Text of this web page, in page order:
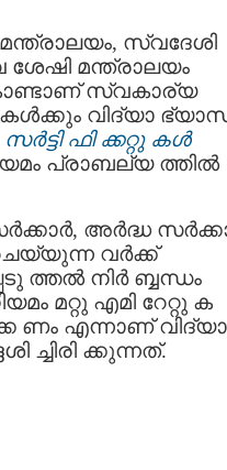
സ്വദേശി
മന്ത്രാലയം
സ്വകാര്യ
കൾക്കും വിദ്യാ
സർട്ടി ഫി ക്കറ്റു കൾ
പ്രാബല്യ ത്തില്‍
അർദ്ധ
വർക്ക്
ത്തല്‍ നിര്‍ ബ്ബന്ധം
മറ്റു എമി റേറ്റു ക
ണം എന്നാണ് വിദ്യാ
ച്ചിരി ക്കുന്നത്.